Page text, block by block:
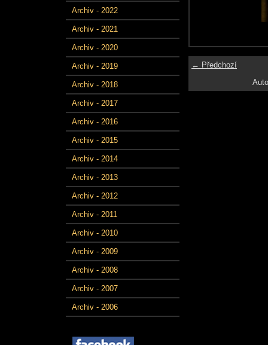
Archiv - 2022
Archiv - 2021
Archiv - 2020
Archiv - 2019
Archiv - 2018
Archiv - 2017
Archiv - 2016
Archiv - 2015
Archiv - 2014
Archiv - 2013
Archiv - 2012
Archiv - 2011
Archiv - 2010
Archiv - 2009
Archiv - 2008
Archiv - 2007
Archiv - 2006
← Předchozí